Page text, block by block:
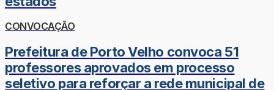
CONVOCAÇÃO
Prefeitura de Porto Velho convoca 51
professores aprovados em processo
seletivo para reforçar a rede municipal de